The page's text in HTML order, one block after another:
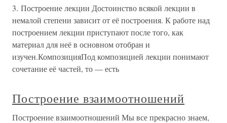
3. Построение лекции Достоинство всякой лекции в
немалой степени зависит от её построения. К работе над
построением лекции приступают после того, как
материал для неё в основном отобран и
изучен.КомпозицияПод композицией лекции понимают
сочетание её частей, то — есть
Построение взаимоотношений
Построение взаимоотношений Мы все прекрасно знаем,